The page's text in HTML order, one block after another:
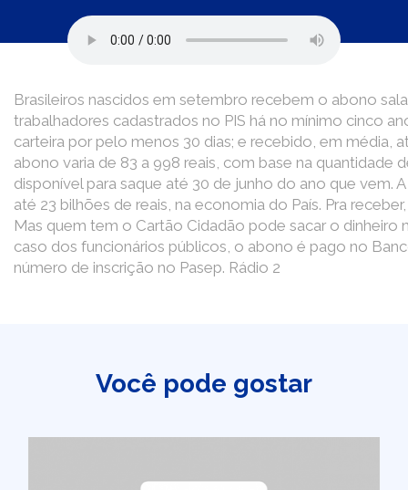
Brasileiros nascidos em setembro recebem o abono
trabalhadores cadastrados no PIS há no mínimo cinco
carteira por pelo menos 30 dias; e recebido, em média,
abono varia de 83 a 998 reais, com base na quantidade
disponível para saque até 30 de junho do ano que
até 23 bilhões de reais, na economia do País. Pra
Mas quem tem o Cartão Cidadão pode sacar o dinheiro
caso dos funcionários públicos, o abono é pago no
número de inscrição no Pasep. Rádio 2
Você pode gostar